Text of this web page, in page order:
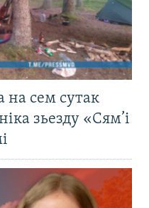
на сем сутак
зьезду «Сям’і